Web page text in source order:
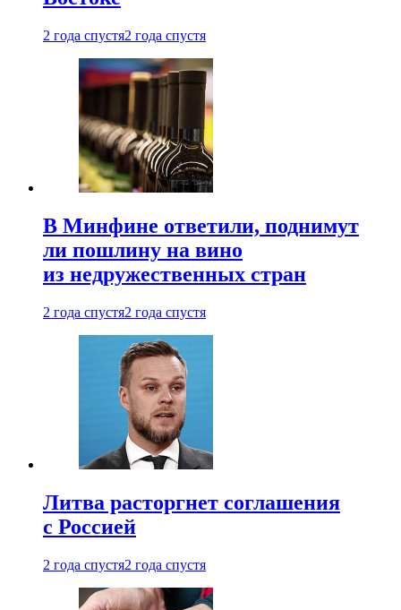
2 года спустя2 года спустя
В Минфине ответили, поднимут
ли пошлину на вино
из недружественных стран
2 года спустя2 года спустя
Литва расторгнет соглашения
с Россией
2 года спустя2 года спустя